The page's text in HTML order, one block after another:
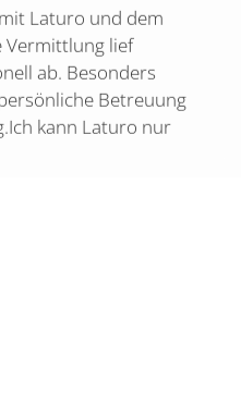
Laturo und dem
Vermittlung lief
ab. Besonders
Betreuung
kann Laturo nur